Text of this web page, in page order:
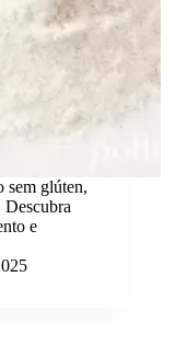
sem glúten,
Descubra
e